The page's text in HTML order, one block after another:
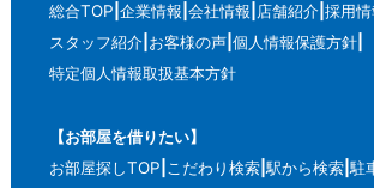
総合TOP 企業情報 会社情報 店舗紹介 採用情
スタッフ紹介 お客様の声 個人情報保護方針
特定個人情報取扱基本方針
【お部屋を借りたい】
お部屋探しTOP こだわり検索 駅から検索 駐